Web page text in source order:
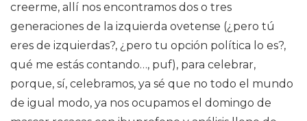
creerme, allí nos encontramos dos o tres
generaciones de la izquierda ovetense (¿pero tú
eres de izquierdas?, ¿pero tu opción política lo es?,
qué me estás contando…, puf), para celebrar,
porque, sí, celebramos, ya sé que no todo el mundo
de igual modo, ya nos ocupamos el domingo de